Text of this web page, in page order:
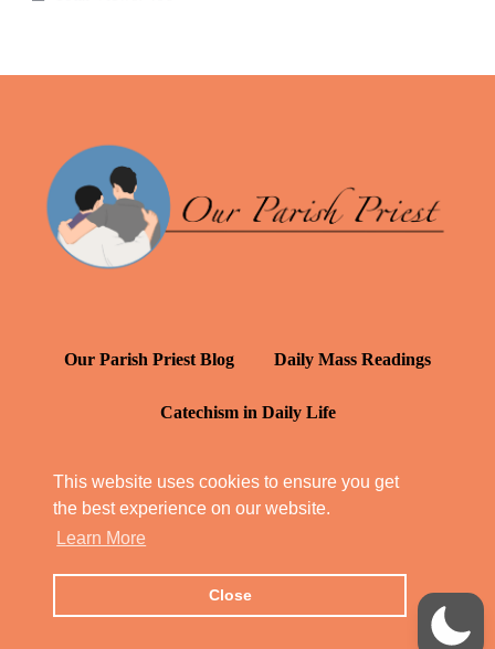
This website uses cookies to ensure you get
the best experience on our website.
Learn More
Close
Our Parish Priest Blog Daily Mass Readings
Catechism in Daily Life
YT: Tambuli ng Kagalakan
© Our Parish Priest 2022 - 2026